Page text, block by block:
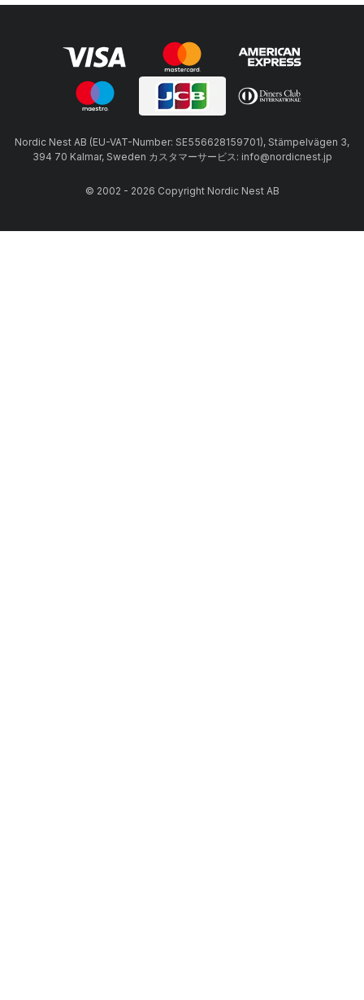
Nordic Nest AB (EU-VAT-Number: SE556628159701), Stämpelvägen 3,
394 70 Kalmar, Sweden カスタマーサービス: info@nordicnest.jp
© 2002 - 2026 Copyright Nordic Nest AB